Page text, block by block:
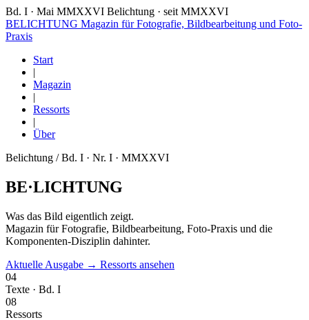
Bd. I · Mai MMXXVI Belichtung · seit MMXXVI
BELICHTUNG Magazin für Fotografie, Bildbearbeitung und Foto-
Praxis
Start
|
Magazin
|
Ressorts
|
Über
Belichtung / Bd. I · Nr. I · MMXXVI
BE·LICHTUNG
Was das Bild eigentlich zeigt.
Magazin für Fotografie, Bildbearbeitung, Foto-Praxis und die
Komponenten-Disziplin dahinter.
Aktuelle Ausgabe → Ressorts ansehen
04
Texte · Bd. I
08
Ressorts